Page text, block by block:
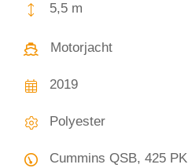
5,5 m
Motorjacht
2019
Polyester
Cummins QSB, 425 PK